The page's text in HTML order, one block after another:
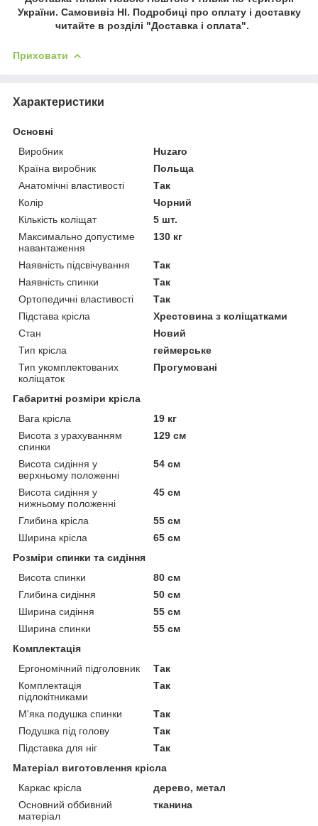
України. Самовивіз НІ. Подробиці про оплату і доставку
читайте в розділі "Доставка і оплата".
Приховати
Характеристики
Основні
Виробник
Huzaro
Країна виробник
Польща
Анатомічні властивості
Так
Колір
Чорний
Кількість коліщат
5 шт.
Максимально допустиме
навантаження
130 кг
Наявність підсвічування
Так
Наявність спинки
Так
Ортопедичні властивості
Так
Підстава крісла
Хрестовина з коліщатками
Стан
Новий
Тип крісла
геймерське
Тип укомплектованих
коліщаток
Прогумовані
Габаритні розміри крісла
Вага крісла
19 кг
Висота з урахуванням
спинки
129 см
Висота сидіння у
верхньому положенні
54 см
Висота сидіння у
нижньому положенні
45 см
Глибина крісла
55 см
Ширина крісла
65 см
Розміри спинки та сидіння
Висота спинки
80 см
Глибина сидіння
50 см
Ширина сидіння
55 см
Ширина спинки
55 см
Комплектація
Ергономічний підголовник
Так
Комплектація
підлокітниками
Так
М'яка подушка спинки
Так
Подушка під голову
Так
Підставка для ніг
Так
Матеріал виготовлення крісла
Каркас крісла
дерево, метал
Основний оббивний
матеріал
тканина